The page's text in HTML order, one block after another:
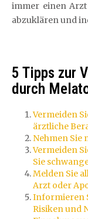
immer einen
abzuklären und
5 Tipps zur
durch
Vermeiden
ärztliche
Nehmen Sie
Vermeiden
Sie
Melden Sie
Arzt oder
Informieren
Risiken und